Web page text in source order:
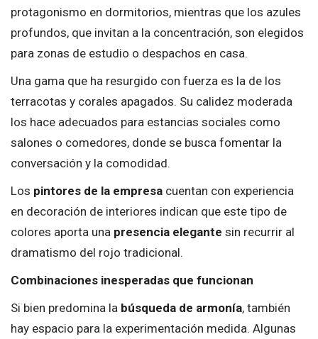
protagonismo en dormitorios, mientras que los azules
profundos, que invitan a la concentración, son elegidos
para zonas de estudio o despachos en casa.
Una gama que ha resurgido con fuerza es la de los
terracotas y corales apagados. Su calidez moderada
los hace adecuados para estancias sociales como
salones o comedores, donde se busca fomentar la
conversación y la comodidad.
Los pintores de la empresa cuentan con experiencia
en decoración de interiores indican que este tipo de
colores aporta una presencia elegante sin recurrir al
dramatismo del rojo tradicional.
Combinaciones inesperadas que funcionan
Si bien predomina la búsqueda de armonía, también
hay espacio para la experimentación medida. Algunas